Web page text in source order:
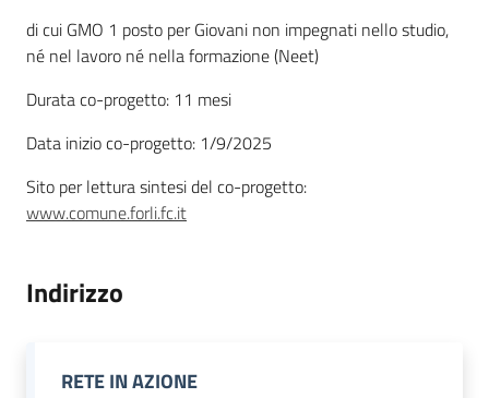
di cui GMO 1 posto per Giovani non impegnati nello studio,
né nel lavoro né nella formazione (Neet)
Durata co-progetto: 11 mesi
Data inizio co-progetto: 1/9/2025
Sito per lettura sintesi del co-progetto:
www.comune.forli.fc.it
Indirizzo
RETE IN AZIONE